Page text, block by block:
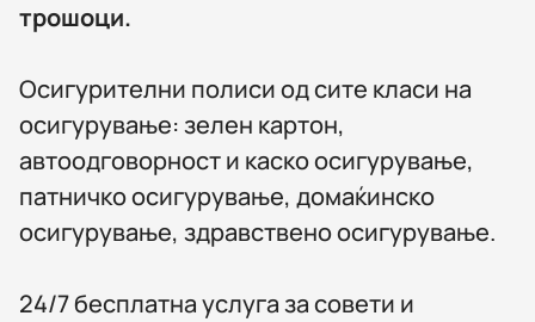
трошоци.
Oсигурителни полиси од сите класи на
осигурување: зелен картон,
автоодговорност и каско осигурување,
патничко осигурување, домаќинско
осигурување, здравствено осигурување.
24/7 бесплатна услуга за совети и